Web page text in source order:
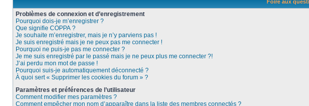
Foire aux
Problèmes de connexion et d’enregistrement
Pourquoi dois-je m’enregistrer ?
Que signifie COPPA ?
Je souhaite m’enregistrer, mais je n’y parviens pas !
Je suis enregistré mais je ne peux pas me connecter !
Pourquoi ne puis-je pas me connecter ?
Je me suis enregistré par le passé mais je ne peux plus me connecter ?!
J’ai perdu mon mot de passe !
Pourquoi suis-je automatiquement déconnecté ?
À quoi sert « Supprimer les cookies du forum » ?
Paramètres et préférences de l’utilisateur
Comment modifier mes paramètres ?
Comment empêcher mon nom d’apparaître dans la liste des membres connectés ?